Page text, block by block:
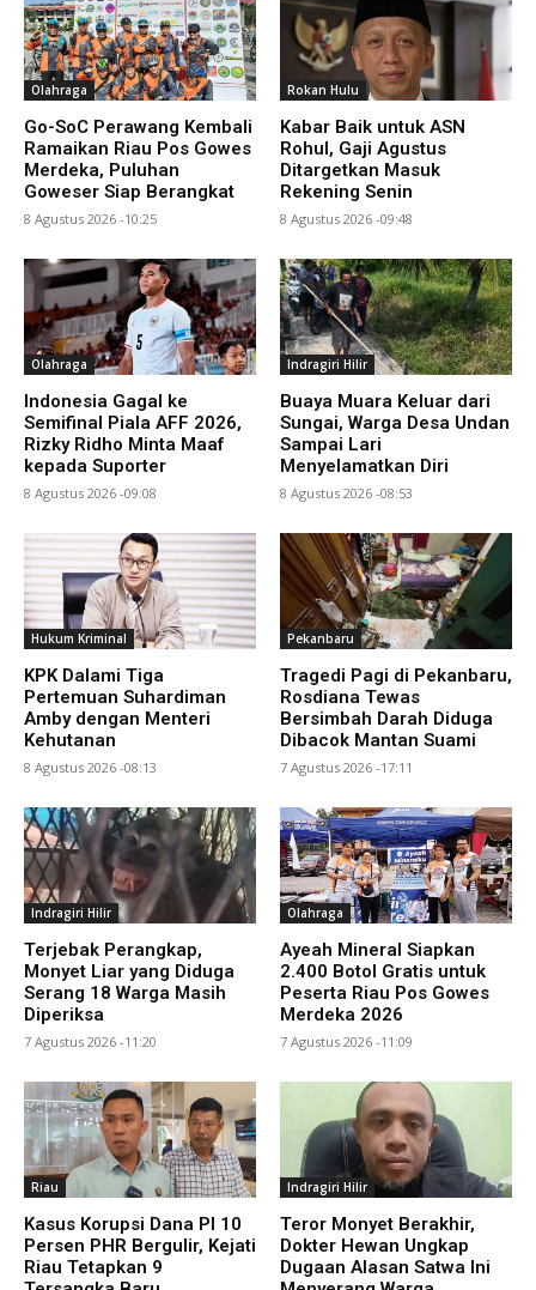
Olahraga
Go-SoC Perawang Kembali
Ramaikan Riau Pos Gowes
Merdeka, Puluhan
Goweser Siap Berangkat
8 Agustus 2026 -10:25
Rokan Hulu
Kabar Baik untuk ASN
Rohul, Gaji Agustus
Ditargetkan Masuk
Rekening Senin
8 Agustus 2026 -09:48
Olahraga
Indonesia Gagal ke
Semifinal Piala AFF 2026,
Rizky Ridho Minta Maaf
kepada Suporter
8 Agustus 2026 -09:08
Indragiri Hilir
Buaya Muara Keluar dari
Sungai, Warga Desa Undan
Sampai Lari
Menyelamatkan Diri
8 Agustus 2026 -08:53
Hukum Kriminal
KPK Dalami Tiga
Pertemuan Suhardiman
Amby dengan Menteri
Kehutanan
8 Agustus 2026 -08:13
Pekanbaru
Tragedi Pagi di Pekanbaru,
Rosdiana Tewas
Bersimbah Darah Diduga
Dibacok Mantan Suami
7 Agustus 2026 -17:11
Indragiri Hilir
Terjebak Perangkap,
Monyet Liar yang Diduga
Serang 18 Warga Masih
Diperiksa
7 Agustus 2026 -11:20
Olahraga
Ayeah Mineral Siapkan
2.400 Botol Gratis untuk
Peserta Riau Pos Gowes
Merdeka 2026
7 Agustus 2026 -11:09
Riau
Kasus Korupsi Dana PI 10
Persen PHR Bergulir, Kejati
Riau Tetapkan 9
Indragiri Hilir
Teror Monyet Berakhir,
Dokter Hewan Ungkap
Dugaan Alasan Satwa Ini